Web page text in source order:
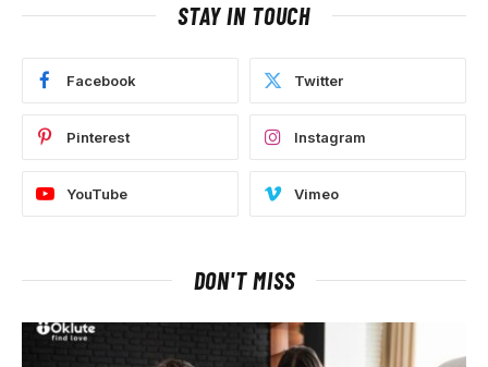
STAY IN TOUCH
Facebook Twitter
Pinterest Instagram
YouTube Vimeo
DON'T MISS